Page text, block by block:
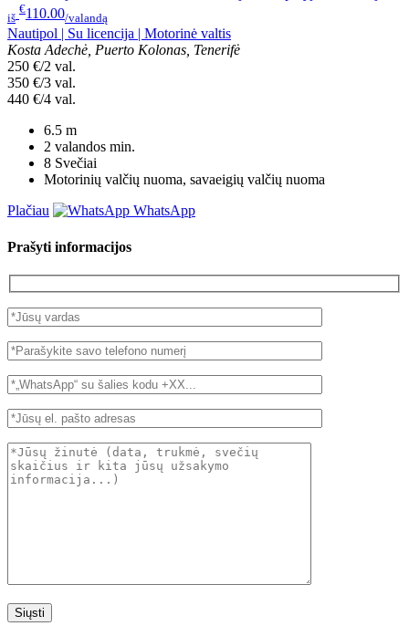
iš
€110.00/valandą
Nautipol | Su licencija | Motorinė valtis
Kosta Adechė, Puerto Kolonas, Tenerifė
250 €/2 val.
350 €/3 val.
440 €/4 val.
6.5 m
2 valandos min.
8 Svečiai
Motorinių valčių nuoma, savaeigių valčių nuoma
Plačiau
WhatsApp
Prašyti informacijos